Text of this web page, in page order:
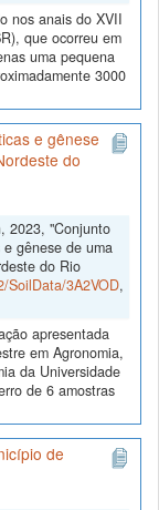
nos anais do XVII
que ocorreu em
uma pequena
3000
e gênese
do
2023, "Conjunto
gênese de uma
do Rio
SoilData/3A2VOD,
apresentada
em Agronomia,
da Universidade
de 6 amostras
de